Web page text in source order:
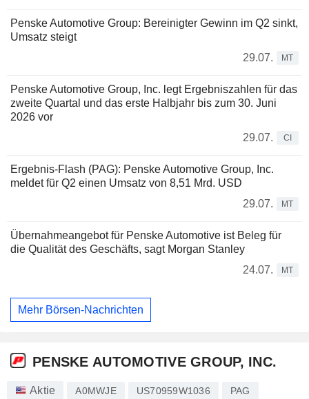
Penske Automotive Group: Bereinigter Gewinn im Q2 sinkt,
Umsatz steigt
29.07.
MT
Penske Automotive Group, Inc. legt Ergebniszahlen für das
zweite Quartal und das erste Halbjahr bis zum 30. Juni
2026 vor
29.07.
CI
Ergebnis-Flash (PAG): Penske Automotive Group, Inc.
meldet für Q2 einen Umsatz von 8,51 Mrd. USD
29.07.
MT
Übernahmeangebot für Penske Automotive ist Beleg für
die Qualität des Geschäfts, sagt Morgan Stanley
24.07.
MT
Mehr Börsen-Nachrichten
PENSKE AUTOMOTIVE GROUP, INC.
Aktie A0MWJE US70959W1036 PAG